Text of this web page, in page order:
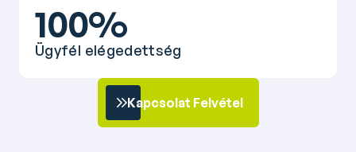
100%
Ügyfél elégedettség
Kapcsolat Felvétel